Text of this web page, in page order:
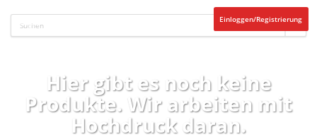
Einloggen/Registrierung
Hier gibt es noch keine
Produkte. Wir arbeiten mit
Hochdruck daran.